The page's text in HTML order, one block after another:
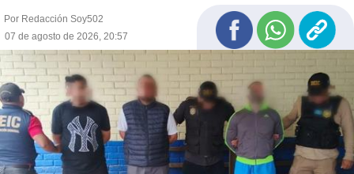
Por Redacción Soy502
07 de agosto de 2026, 20:57